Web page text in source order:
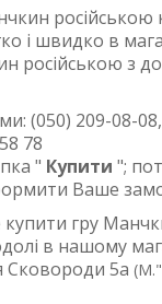
російською
і швидко в
російською з
(050) 209-08-
78
" Купити ";
Ваше
гру
в нашому
Сковороди 5а (